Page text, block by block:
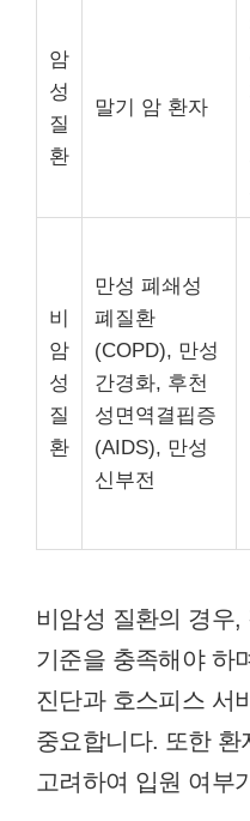
암
성
질
환
말기 암 환자
비
암
성
질
환
만성 폐쇄성
폐질환
(COPD), 만성
간경화, 후천
성면역결핍증
(AIDS), 만성
신부전
비암성 질환의 경우,
기준을 충족해야 하
진단과 호스피스 서
중요합니다. 또한
고려하여 입원 여부